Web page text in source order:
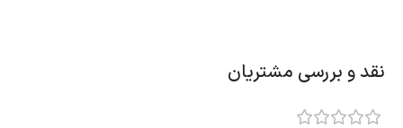
نقد و بررسی مشتریان